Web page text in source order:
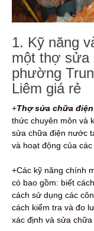
1. Kỹ năng
một thợ sửa
phường
Liêm giá rẻ
+Thợ sửa chữa
thức chuyên môn và
sửa chữa điện nước
và hoạt động của
+Các kỹ năng chính
có bao gồm: biết
cách sử dụng các
cách kiểm tra và đo
xác định và sửa